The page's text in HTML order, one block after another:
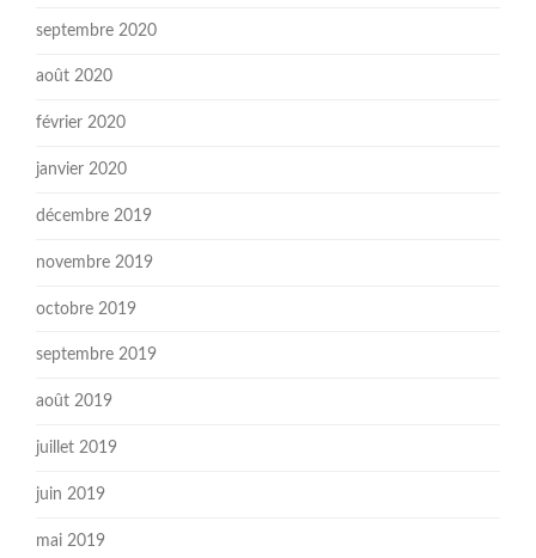
septembre 2020
août 2020
février 2020
janvier 2020
décembre 2019
novembre 2019
octobre 2019
septembre 2019
août 2019
juillet 2019
juin 2019
mai 2019